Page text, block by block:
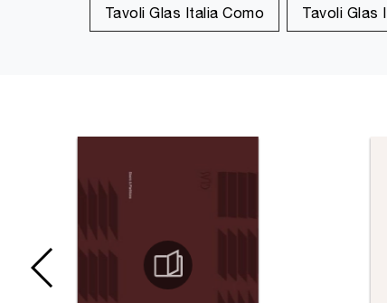
Tavoli Glas Italia Como Tavoli Glas